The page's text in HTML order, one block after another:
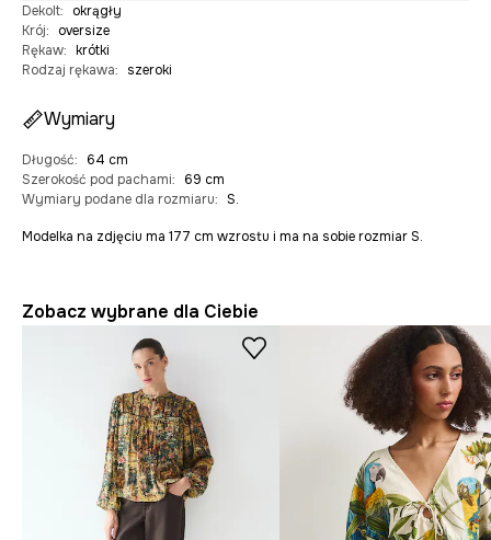
Dekolt:
okrągły
Krój:
oversize
Rękaw: krótki
Rodzaj rękawa: szeroki
Wymiary
Długość:
64 cm
Szerokość pod pachami:
69 cm
Wymiary podane dla rozmiaru: S.
Modelka na zdjęciu ma 177 cm wzrostu i ma na sobie rozmiar S.
Zobacz wybrane dla Ciebie